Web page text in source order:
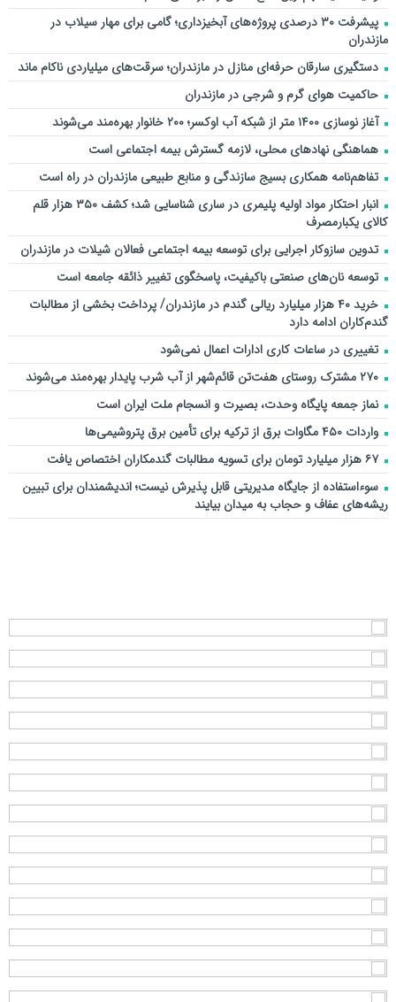
پیشرفت ۳۰ درصدی پروژه‌های آبخیزداری؛ گامی برای مهار سیلاب در
مازندران
دستگیری سارقان حرفه‌ای منازل در مازندران؛ سرقت‌های میلیاردی ناکام ماند
حاکمیت هوای گرم و شرجی در مازندران
آغاز نوسازی ۱۴۰۰ متر از شبکه آب اوکسر؛ ۲۰۰ خانوار بهره‌مند می‌شوند
هماهنگی نهادهای محلی، لازمه گسترش بیمه اجتماعی است
تفاهم‌نامه همکاری بسیج سازندگی و منابع طبیعی مازندران در راه است
انبار احتکار مواد اولیه پلیمری در ساری شناسایی شد؛ کشف ۳۵۰ هزار قلم
کالای یکبارمصرف
تدوین سازوکار اجرایی برای توسعه بیمه اجتماعی فعالان شیلات در مازندران
توسعه نان‌های صنعتی باکیفیت، پاسخگوی تغییر ذائقه جامعه است
خرید ۴۰ هزار میلیارد ریالی گندم در مازندران/ پرداخت بخشی از مطالبات
گندم‌کاران ادامه دارد
تغییری در ساعات کاری ادارات اعمال نمی‌شود
۲۷۰ مشترک روستای هفت‌تن قائم‌شهر از آب شرب پایدار بهره‌مند می‌شوند
نماز جمعه پایگاه وحدت، بصیرت و انسجام ملت ایران است
واردات ۴۵۰ مگاوات برق از ترکیه برای تأمین برق پتروشیمی‌ها
۶۷ هزار میلیارد تومان برای تسویه مطالبات گندمکاران اختصاص یافت
سوءاستفاده از جایگاه مدیریتی قابل پذیرش نیست؛ اندیشمندان برای تبیین
ریشه‌های عفاف و حجاب به میدان بیایند